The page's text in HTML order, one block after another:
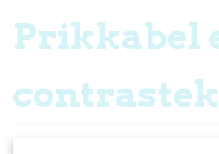
Prikkabel